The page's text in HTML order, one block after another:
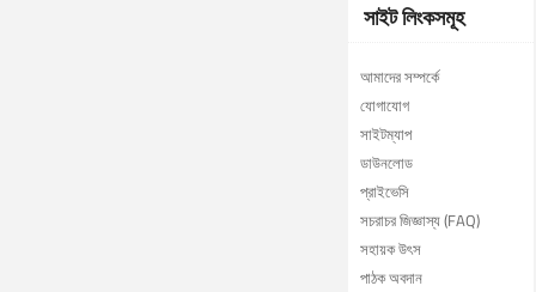
সাইট লিংকসমূহ
আমাদের সম্পর্কে
যোগাযোগ
সাইটম্যাপ
ডাউনলোড
প্রাইভেসি
সচরাচর জিজ্ঞাস্য (FAQ)
সহায়ক উৎস
পাঠক অবদান